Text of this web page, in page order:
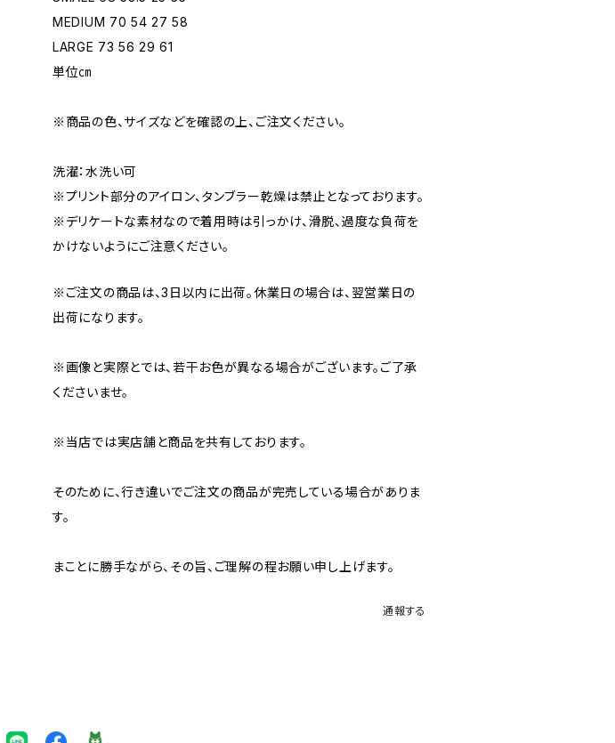
MEDIUM 70 54 27 58
LARGE 73 56 29 61
単位㎝
※商品の色、サイズなどを確認の上、ご注文ください。
洗濯：水洗い可
※プリント部分のアイロン、タンブラー乾燥は禁止となっております。
※デリケートな素材なので着用時は引っかけ、滑脱、過度な負荷を
かけないようにご注意ください。
※ご注文の商品は、3日以内に出荷。休業日の場合は、翌営業日の
出荷になります。
※画像と実際とでは、若干お色が異なる場合がございます。ご了承
くださいませ。
※当店では実店舗と商品を共有しております。
そのために、行き違いでご注文の商品が完売している場合がありま
す。
まことに勝手ながら、その旨、ご理解の程お願い申し上げます。
通報する